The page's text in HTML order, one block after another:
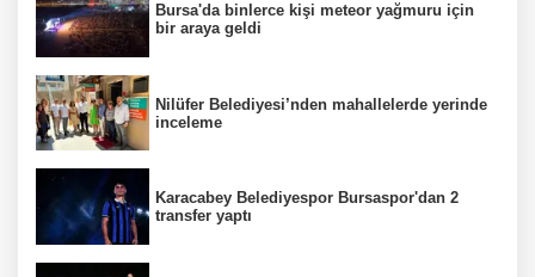
Bursa'da binlerce kişi meteor yağmuru için
bir araya geldi
Nilüfer Belediyesi’nden mahallelerde yerinde
inceleme
Karacabey Belediyespor Bursaspor'dan 2
transfer yaptı